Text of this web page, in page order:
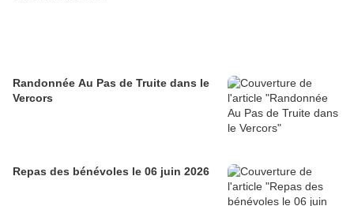
Randonnée Au Pas de Truite dans le
Vercors
Repas des bénévoles le 06 juin 2026